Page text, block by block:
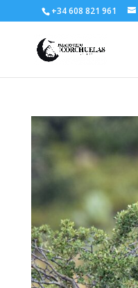
+34 608 821 961